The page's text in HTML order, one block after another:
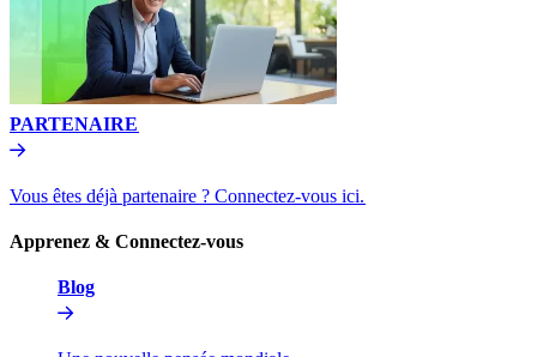
PARTENAIRE​​
Vous êtes déjà partenaire ? Connectez-vous ici.​​
Apprenez & Connectez-vous​​
Blog​​